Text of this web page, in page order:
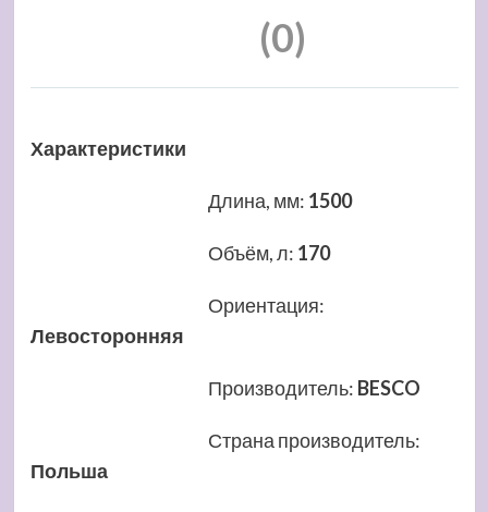
(0)
Характеристики
Длина, мм: 1500
Объём, л: 170
Ориентация:
Левосторонняя
Производитель: BESCO
Страна производитель:
Польша